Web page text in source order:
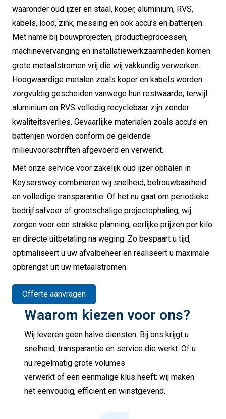
waaronder oud ijzer en staal, koper, aluminium, RVS,
kabels, lood, zink, messing en ook accu’s en batterijen.
Met name bij bouwprojecten, productieprocessen,
machinevervanging en installatiewerkzaamheden komen
grote metaalstromen vrij die wij vakkundig verwerken.
Hoogwaardige metalen zoals koper en kabels worden
zorgvuldig gescheiden vanwege hun restwaarde, terwijl
aluminium en RVS volledig recyclebaar zijn zonder
kwaliteitsverlies. Gevaarlijke materialen zoals accu’s en
batterijen worden conform de geldende
milieuvoorschriften afgevoerd en verwerkt.
Met onze service voor zakelijk oud ijzer ophalen in
Keyserswey combineren wij snelheid, betrouwbaarheid
en volledige transparantie. Of het nu gaat om periodieke
bedrijfsafvoer of grootschalige projectophaling, wij
zorgen voor een strakke planning, eerlijke prijzen per kilo
en directe uitbetaling na weging. Zo bespaart u tijd,
optimaliseert u uw afvalbeheer en realiseert u maximale
opbrengst uit uw metaalstromen.
Offerte aanvragen
Waarom kiezen voor ons?
Wij leveren geen halve diensten. Bij ons krijgt u
snelheid, transparantie en service die werkt. Of u
nu regelmatig grote volumes
verwerkt of een eenmalige klus heeft: wij maken
het eenvoudig, efficiënt en winstgevend.